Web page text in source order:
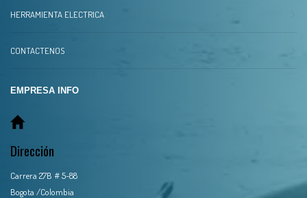
HERRAMIENTA ELECTRICA
CONTACTENOS
EMPRESA INFO
Dirección
Carrera 27B # 5-88
Bogota /Colombia